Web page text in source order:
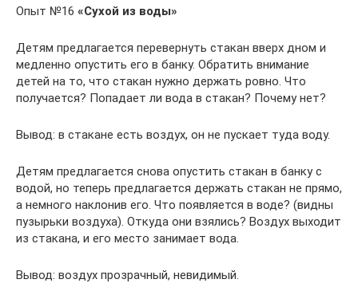
Опыт №16 «Сухой из воды»
Детям предлагается перевернуть стакан вверх дном и
медленно опустить его в банку. Обратить внимание
детей на то, что стакан нужно держать ровно. Что
получается? Попадает ли вода в стакан? Почему нет?
Вывод: в стакане есть воздух, он не пускает туда воду.
Детям предлагается снова опустить стакан в банку с
водой, но теперь предлагается держать стакан не прямо,
а немного наклонив его. Что появляется в воде? (видны
пузырьки воздуха). Откуда они взялись? Воздух выходит
из стакана, и его место занимает вода.
Вывод: воздух прозрачный, невидимый.